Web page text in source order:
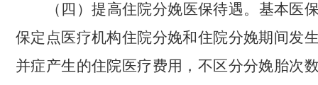
（四）提高住院分娩医保待遇。 基本医
保定点医疗机构住院分娩和住院分娩期间发
并症产生的住院医疗费用，不区分分娩胎次